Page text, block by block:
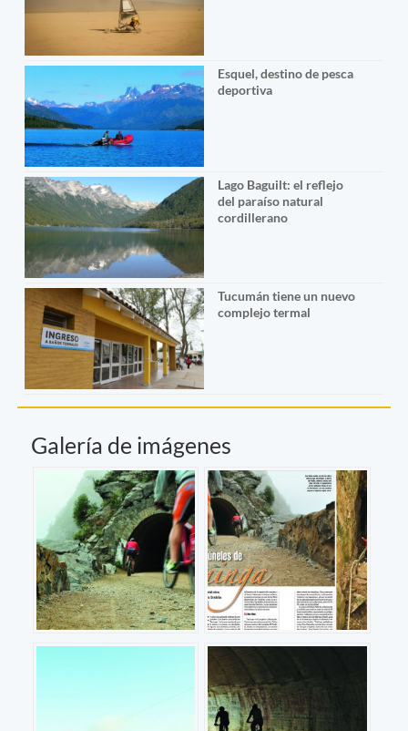
Esquel, destino de pesca
deportiva
Lago Baguilt: el reflejo
del paraíso natural
cordillerano
Tucumán tiene un nuevo
complejo termal
Galería de imágenes